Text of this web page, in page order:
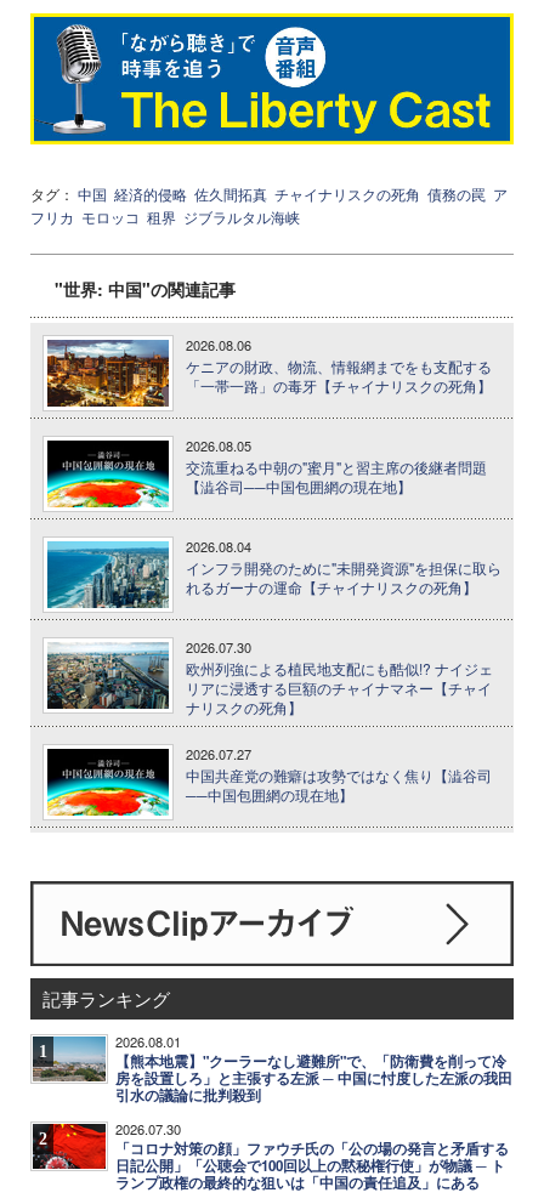
タグ： 中国 経済的侵略 佐久間拓真 チャイナリスクの死角 債務の罠 ア
フリカ モロッコ 租界 ジブラルタル海峡
"世界: 中国"の関連記事
2026.08.06
ケニアの財政、物流、情報網までをも支配する
「一帯一路」の毒牙【チャイナリスクの死角】
2026.08.05
交流重ねる中朝の"蜜月"と習主席の後継者問題
【澁谷司──中国包囲網の現在地】
2026.08.04
インフラ開発のために"未開発資源"を担保に取ら
れるガーナの運命【チャイナリスクの死角】
2026.07.30
欧州列強による植民地支配にも酷似!? ナイジェ
リアに浸透する巨額のチャイナマネー【チャイ
ナリスクの死角】
2026.07.27
中国共産党の難癖は攻勢ではなく焦り【澁谷司
──中国包囲網の現在地】
記事ランキング
1 2026.08.01
【熊本地震】"クーラーなし避難所"で、「防衛費を削って冷
房を設置しろ」と主張する左派 ─ 中国に忖度した左派の我田
引水の議論に批判殺到
2 2026.07.30
「コロナ対策の顔」ファウチ氏の「公の場の発言と矛盾する
日記公開」「公聴会で100回以上の黙秘権行使」が物議 ─ ト
ランプ政権の最終的な狙いは「中国の責任追及」にある